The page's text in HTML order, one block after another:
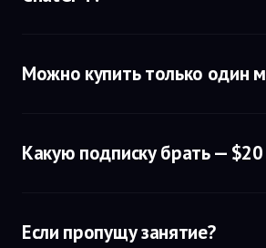
Можно купить только один
Какую подписку брать —
Если пропущу занятие?